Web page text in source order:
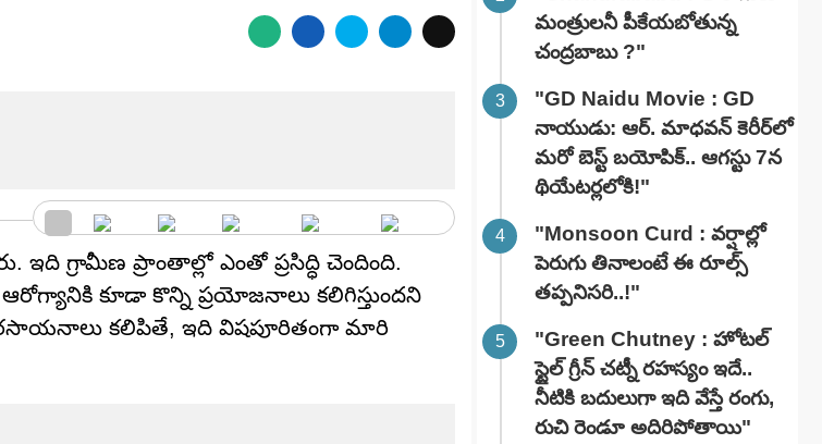
ఇది గ్రామీణ ప్రాంతాల్లో ఎంతో ప్రసిద్ధి చెందింది.
కూడా కొన్ని ప్రయోజనాలు కలిగిస్తుందని
కలిపితే, ఇది విషపూరితంగా మారి
మంత్రులనీ పీకేయబోతున్న
చంద్రబాబు ?"
"GD Naidu Movie : GD
నాయుడు: ఆర్. మాధవన్‌ కెరీర్‌లో
మరో బెస్ట్ బయోపిక్.. ఆగస్టు 7న
థియేటర్లలోకి!"
"Monsoon Curd : వర్షాల్లో
పెరుగు తినాలంటే ఈ రూల్స్
తప్పనిసరి..!"
"Green Chutney : హోటల్
స్టైల్ గ్రీన్ చట్నీ రహస్యం ఇదే..
నీటికి బదులుగా ఇది వేస్తే రంగు,
రుచి రెండూ అదిరిపోతాయి"